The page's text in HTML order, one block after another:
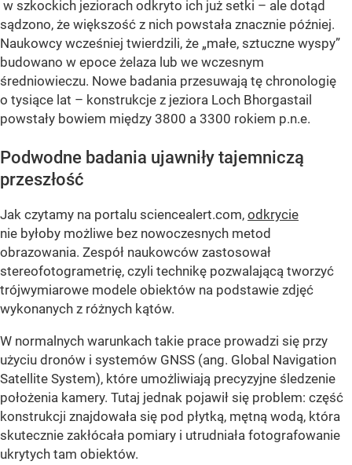
w szkockich jeziorach odkryto ich już setki – ale dotąd
sądzono, że większość z nich powstała znacznie później.
Naukowcy wcześniej twierdzili, że „małe, sztuczne wyspy”
budowano w epoce żelaza lub we wczesnym
średniowieczu. Nowe badania przesuwają tę chronologię
o tysiące lat – konstrukcje z jeziora Loch Bhorgastail
powstały bowiem między 3800 a 3300 rokiem p.n.e.
Podwodne badania ujawniły tajemniczą
przeszłość
Jak czytamy na portalu sciencealert.com, odkrycie
nie byłoby możliwe bez nowoczesnych metod
obrazowania. Zespół naukowców zastosował
stereofotogrametrię, czyli technikę pozwalającą tworzyć
trójwymiarowe modele obiektów na podstawie zdjęć
wykonanych z różnych kątów.
W normalnych warunkach takie prace prowadzi się przy
użyciu dronów i systemów GNSS (ang. Global Navigation
Satellite System), które umożliwiają precyzyjne śledzenie
położenia kamery. Tutaj jednak pojawił się problem: część
konstrukcji znajdowała się pod płytką, mętną wodą, która
skutecznie zakłócała pomiary i utrudniała fotografowanie
ukrytych tam obiektów.